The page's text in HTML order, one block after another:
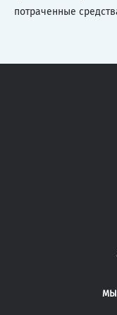
потраченные
МЫ